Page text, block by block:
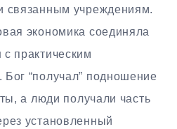
связанным учреждениям.
экономика соединяла
практическим
“получал” подношение
а люди получали часть
установленный